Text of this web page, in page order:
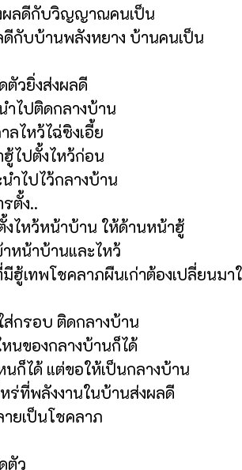
ผลดีกับวิญญาณคนเป็น
ดีกับบ้านพลังหยาง บ้านคนเป็น
ตัวยิ่งส่งผลดี
ำไปติดกลางบ้าน
ลไหว้ไฉ่ซิงเอี้ย
ฮู้ไปตั้งไหว้ก่อน
ำไปไว้กลางบ้าน
ตั้ง..
งไหว้หน้าบ้าน ให้ด้านหน้าฮู้
าหน้าบ้านและไหว้
ฮู้เทพโชคลาภผืนเก่าต้องเปลี่ยนม
ส่กรอบ ติดกลางบ้าน
หนของกลางบ้านก็ได้
นก็ได้ แต่ขอให้เป็นกลางบ้าน
หร่ที่พลังงานในบ้านส่งผลดี
ายเป็นโชคลาภ
ตัว